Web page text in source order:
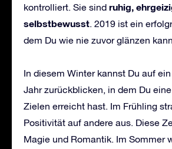
kontrolliert. Sie sind ruhig,
selbstbewusst. 2019 ist ein
dem Du wie nie zuvor glänzen
In diesem Winter kannst Du auf
Jahr zurückblicken, in dem Du
Zielen erreicht hast. Im Frühling
Positivität auf andere aus. Diese
Magie und Romantik. Im Sommer